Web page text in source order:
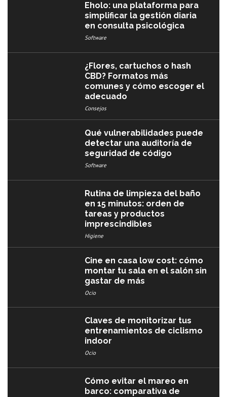
Eholo: una plataforma para
simplificar la gestión diaria
en consulta psicológica
Software
¿Flores, cartuchos o hash
CBD? Formatos más
comunes y cómo escoger el
adecuado
Consejos
Qué vulnerabilidades puede
detectar una auditoría de
seguridad de código
Software
Rutina de limpieza del baño
en 15 minutos: orden de
tareas y productos
imprescindibles
Higiene
Cine en casa low cost: cómo
montar tu sala en el salón sin
gastar de más
Ocio
Claves de monitorizar tus
entrenamientos de ciclismo
indoor
Ocio
Cómo evitar el mareo en
barco: comparativa de